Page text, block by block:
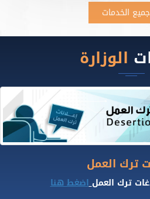
الخدمات
الوزارة
ترك العمل
ترك العملاضغط هنا